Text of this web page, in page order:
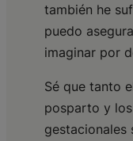
también he
puedo
imaginar por
Sé que tanto
posparto y
gestacionales